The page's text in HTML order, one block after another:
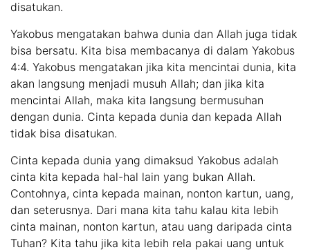
disatukan.
Yakobus mengatakan bahwa dunia dan Allah juga tidak
bisa bersatu. Kita bisa membacanya di dalam Yakobus
4:4. Yakobus mengatakan jika kita mencintai dunia, kita
akan langsung menjadi musuh Allah; dan jika kita
mencintai Allah, maka kita langsung bermusuhan
dengan dunia. Cinta kepada dunia dan kepada Allah
tidak bisa disatukan.
Cinta kepada dunia yang dimaksud Yakobus adalah
cinta kita kepada hal-hal lain yang bukan Allah.
Contohnya, cinta kepada mainan, nonton kartun, uang,
dan seterusnya. Dari mana kita tahu kalau kita lebih
cinta mainan, nonton kartun, atau uang daripada cinta
Tuhan? Kita tahu jika kita lebih rela pakai uang untuk